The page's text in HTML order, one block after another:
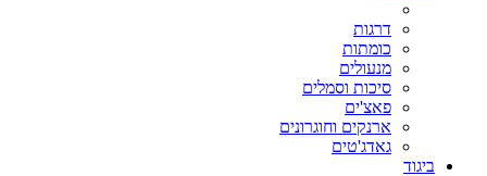
דרגות
כומתות
מנעולים
סיכות וסמלים
פאצ'ים
ארנקים וחוגרונים
גאדג'טים
ביגוד